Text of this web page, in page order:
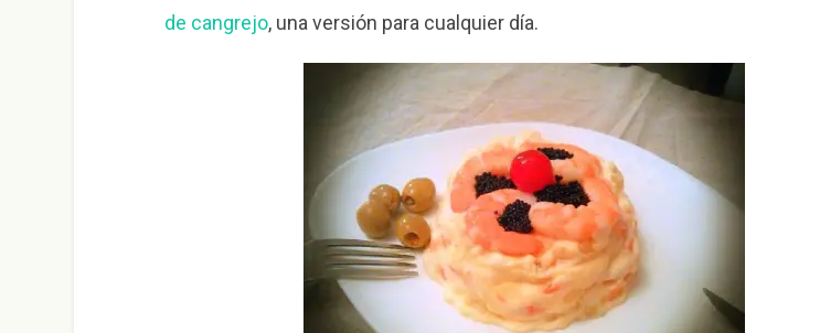
de cangrejo, una versión para cualquier día.